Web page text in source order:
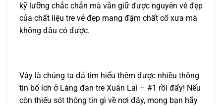
kỹ lưỡng chắc chắn mà vẫn giữ được nguyên vẻ đẹp
của chất liệu tre vẻ đẹp mang đậm chất cổ xưa mà
không đâu có được.
Vậy là chúng ta đã tìm hiểu thêm được nhiều thông
tin bổ ích ở Làng đan tre Xuân Lai – #1 rồi đấy! Nếu
còn thiếu sót thông tin gì về nơi đây, mong bạn hãy